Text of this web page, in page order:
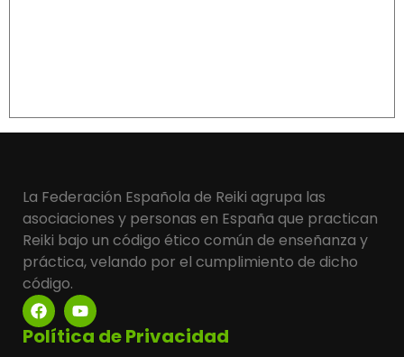
La Federación Española de Reiki agrupa las
asociaciones y personas en España que practican
Reiki bajo un código ético común de enseñanza y
práctica, velando por el cumplimiento de dicho
código.
Política de Privacidad